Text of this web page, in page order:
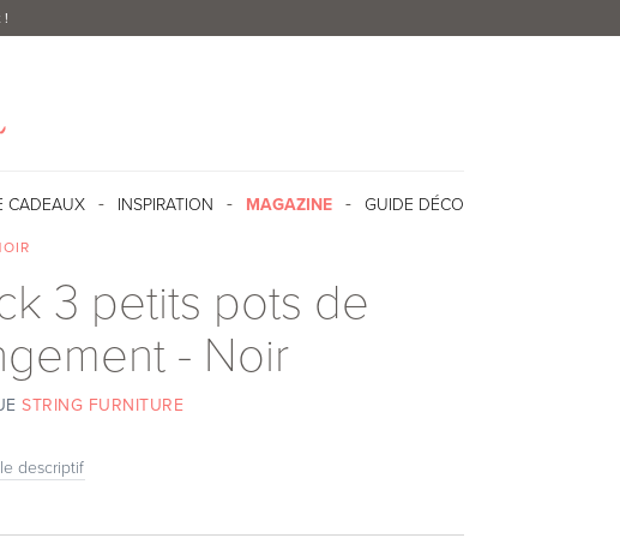
!
CADEAUX INSPIRATION MAGAZINE GUIDE DÉCO
3 petits pots de
- Noir
STRING FURNITURE
descriptif